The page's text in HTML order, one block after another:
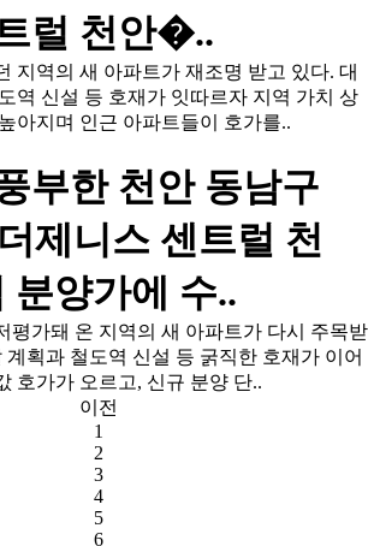
럴 천안�..
지역의 새 아파트가 재조명 받고 있다. 대
역 신설 등 호재가 잇따르자 지역 가치 상
아지며 인근 아파트들이 호가를..
부한 천안 동남구
제니스 센트럴 천
분양가에 수..
평가돼 온 지역의 새 아파트가 다시 주목받
계획과 철도역 신설 등 굵직한 호재가 이어
호가가 오르고, 신규 분양 단..
이전
1
2
3
4
5
6